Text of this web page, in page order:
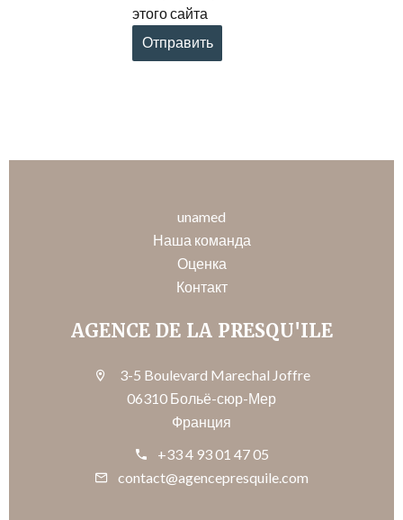
этого сайта
Отправить
unamed
Наша команда
Оценка
Контакт
AGENCE DE LA PRESQU'ILE
3-5 Boulevard Marechal Joffre
06310 Больё-сюр-Мер
Франция
+33 4 93 01 47 05
contact@agencepresquile.com